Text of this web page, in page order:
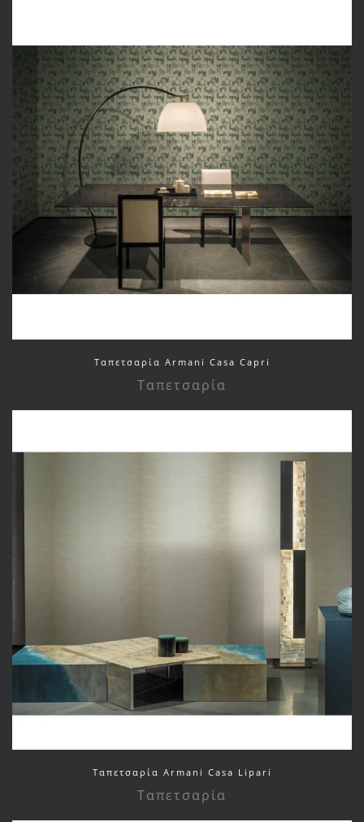
Ταπετσαρία Armani Casa Capri
Ταπετσαρία
Ταπετσαρία Armani Casa Lipari
Ταπετσαρία